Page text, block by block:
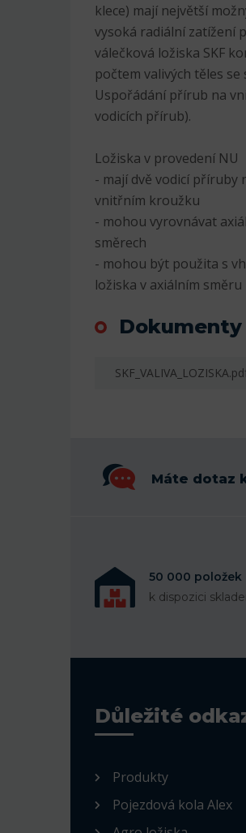
klece) mají největší
vysoká radiální zatížení
válečková ložiska SKF
počtem valivých těles
Uspořádání přírub na
vodicích přírub).
Ložiska v provedení NU
- mají dvě vodicí příruby
vnitřním kroužku
- mohou vyrovnávat
směrech
- mohou být použita s
ložiska v axiálním směru
Dokumenty
Máte dotaz
50 000 položek
k dispozici
Důležité
Produkty
Pojezdová kola Alex